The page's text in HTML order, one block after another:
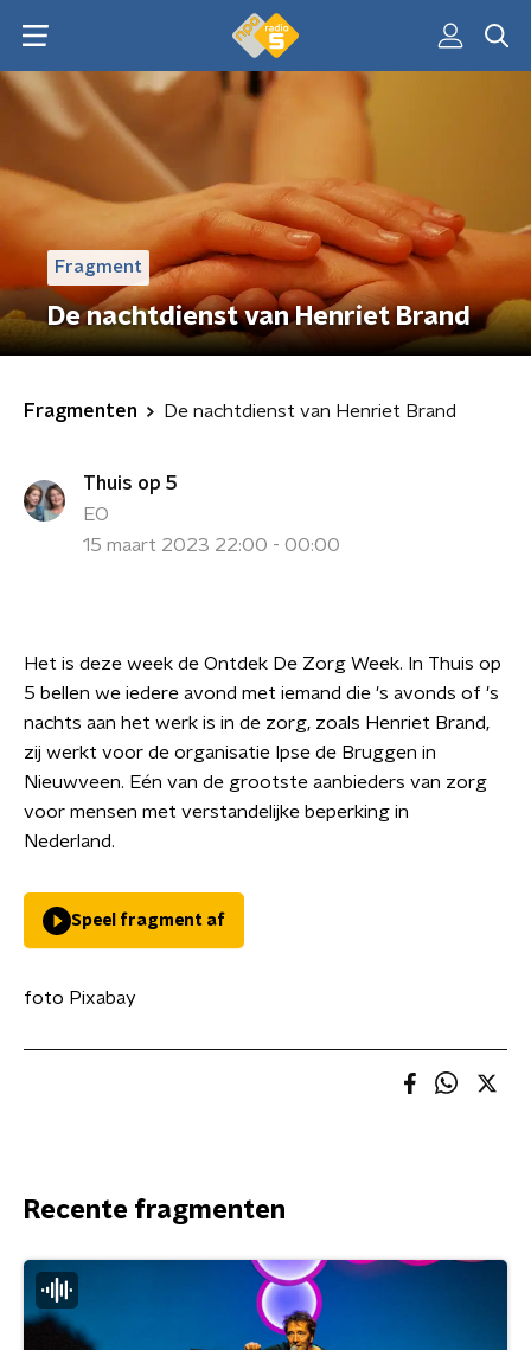
Fragment
De nachtdienst van Henriet Brand
Fragmenten De nachtdienst van Henriet Brand
Thuis op 5
EO
15 maart 2023 22:00 - 00:00
Het is deze week de Ontdek De Zorg Week. In Thuis op
5 bellen we iedere avond met iemand die 's avonds of 's
nachts aan het werk is in de zorg, zoals Henriet Brand,
zij werkt voor de organisatie Ipse de Bruggen in
Nieuwveen. Eén van de grootste aanbieders van zorg
voor mensen met verstandelijke beperking in
Nederland.
Speel fragment af
foto Pixabay
Recente fragmenten